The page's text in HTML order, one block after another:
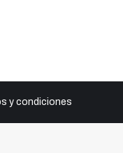
y condiciones